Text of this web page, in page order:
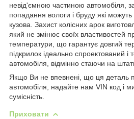
невід'ємною частиною автомобіля,
попадання вологи і бруду які можуть
кузова. Захист колісних арок
який не змінює своїх властивостей
температури, що гарантує довгий
підкрилок ідеально спроектований і
автомобіля, відмінно стаючи на
Якщо Ви не впевнені, що ця деталь
автомобіля, надайте нам VIN код і
сумісність.
Приховати